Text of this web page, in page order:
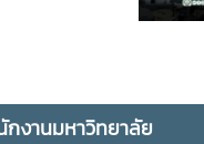
งานมหาวิทยาลัย